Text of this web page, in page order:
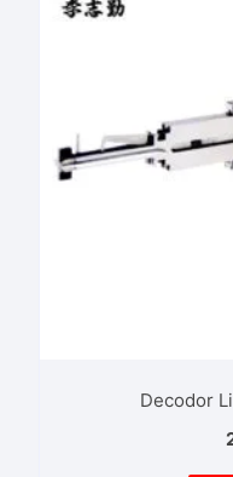
Decodor